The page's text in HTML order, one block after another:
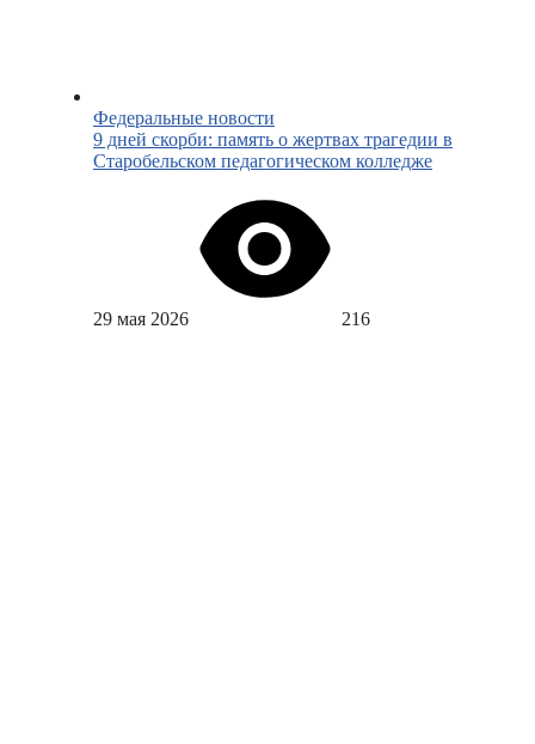
Федеральные новости
9 дней скорби: память о жертвах трагедии в
Старобельском педагогическом колледже
29 мая 2026 216